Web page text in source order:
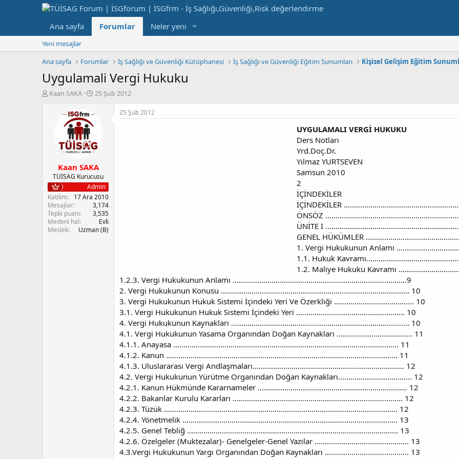
Ana sayfa Forumlar Neler yeni
Yeni mesajlar
Ana sayfa
Forumlar İş Sağlığı ve Güvenliği Kütüphanesi İş Sağlığı ve Güvenliği Eğitim Sunumları Kişisel Gelişim Eğitim
Uygulamali Vergi Hukuku
K
l
a
t
a
n
Kaan SAKA
B
g
ç
t
a
r
i
h
25 Şub 2012
Kaan SAKA
TÜİSAG Kurucusu
Admin
Katılım
17 Ara 2010
Mesajlar
3,174
Tepki puanı
3,535
Medeni hal
Evli
Meslek
Uzman (B)
25 Şub 2012
UYGULAMALI VERGİ HUKUKU
Ders Notları
Yrd.Doç.Dr.
Yılmaz YURTSEVEN
Samsun 2010
2
İÇİNDEKİLER
İÇİNDEKİLER
ÖNSÖZ
ÜNİTE I
GENEL HÜKÜMLER
1. Vergi Hukukunun Anlamı
1.1. Hukuk
1.2. Maliye Hukuku Kavramı
1.2.3. Vergi Hukukunun Anlamı .....................................................................................9
2. Vergi Hukukunun Konusu ............................................................................................ 10
3. Vergi Hukukunun Hukuk Sistemi İçindeki Yeri Ve Özerkliği ....................................... 10
3.1. Vergi Hukukunun Hukuk Sistemi İçindeki Yeri ..................................................... 10
4. Vergi Hukukunun Kaynakları ....................................................................................... 10
4.1. Vergi Hukukunun Yasama Organından Doğan Kaynakları ..................................... 11
4.1.1. Anayasa .............................................................................................................. 11
4.1.2. Kanun ................................................................................................................. 11
4.1.3. Uluslararası Vergi Andlaşmaları.......................................................................... 12
4.2. Vergi Hukukunun Yürütme Organından Doğan Kaynakları.................................... 12
4.2.1. Kanun Hükmünde Kararnameler ......................................................................... 12
4.2.2. Bakanlar Kurulu Kararları ................................................................................... 12
4.2.3. Tüzük .................................................................................................................. 12
4.2.4. Yönetmelik ......................................................................................................... 13
4.2.5. Genel Tebliğ ....................................................................................................... 13
4.2.6. Özelgeler (Muktezalar)- Genelgeler-Genel Yazılar .............................................. 13
4.3.Vergi Hukukunun Yargı Organından Doğan Kaynakları ......................................... 13